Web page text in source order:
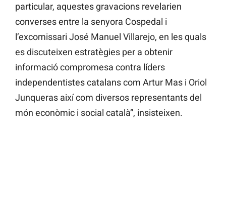
particular, aquestes gravacions revelarien
converses entre la senyora Cospedal i
l’excomissari José Manuel Villarejo, en les quals
es discuteixen estratègies per a obtenir
informació compromesa contra líders
independentistes catalans com Artur Mas i Oriol
Junqueras així com diversos representants del
món econòmic i social català”, insisteixen.